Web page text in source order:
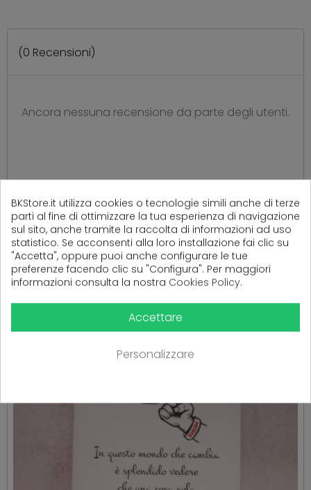
(0 Recensioni)
Ancora nessuna recensione da parte degli utenti.
PRODOTTI CORRELATI
( 16 altri prodotti nella stessa categoria )
BKStore.it utilizza cookies o tecnologie simili anche di terze
parti al fine di ottimizzare la tua esperienza di navigazione
sul sito, anche tramite la raccolta di informazioni ad uso
statistico. Se acconsenti alla loro installazione fai clic su
"Accetta", oppure puoi anche configurare le tue
preferenze facendo clic su "Configura". Per maggiori
informazioni consulta la nostra Cookies Policy.
Accettare
Personalizzare